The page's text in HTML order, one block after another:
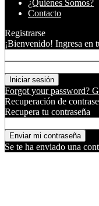
¿Quiénes Somos?
Contacto
Registrarse
¡Bienvenido! Ingresa en
Forgot your password?
Recuperación de
Recupera tu contraseña
Se te ha enviado una